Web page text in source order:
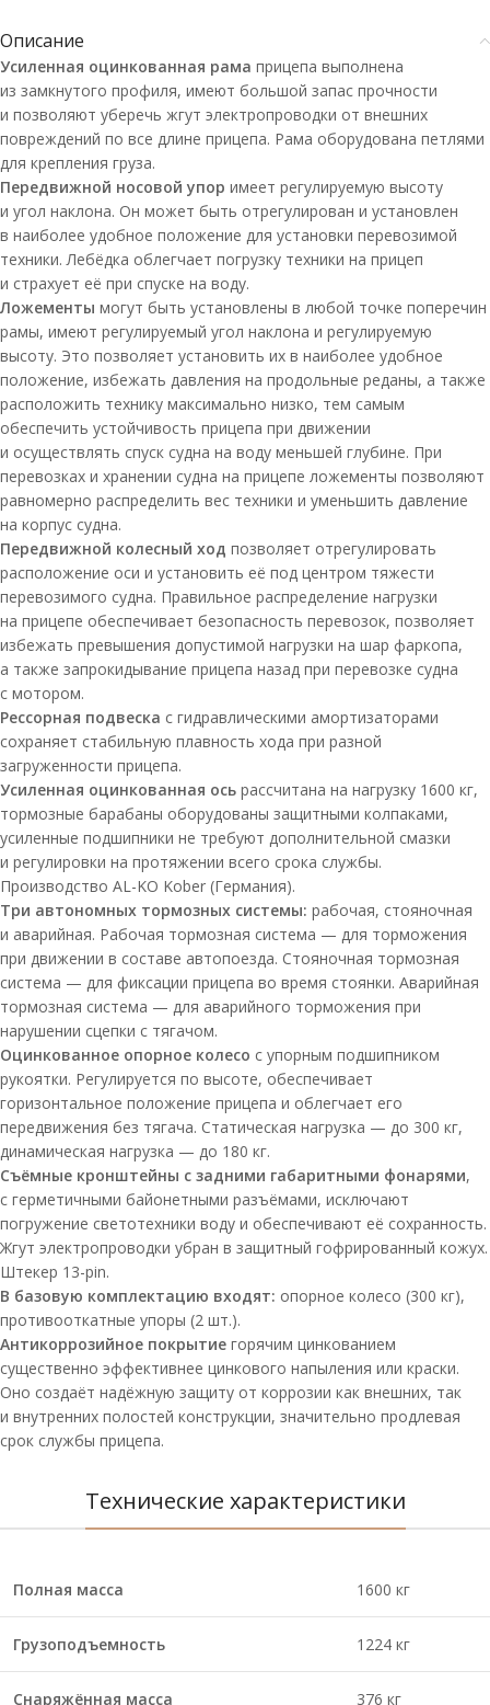
Описание
Усиленная оцинкованная рама прицепа выполнена
из замкнутого профиля, имеют большой запас прочности
и позволяют уберечь жгут электропроводки от внешних
повреждений по все длине прицепа. Рама оборудована петлями
для крепления груза.
Передвижной носовой упор имеет регулируемую высоту
и угол наклона. Он может быть отрегулирован и установлен
в наиболее удобное положение для установки перевозимой
техники. Лебёдка облегчает погрузку техники на прицеп
и страхует её при спуске на воду.
Ложементы могут быть установлены в любой точке поперечин
рамы, имеют регулируемый угол наклона и регулируемую
высоту. Это позволяет установить их в наиболее удобное
положение, избежать давления на продольные реданы, а также
расположить технику максимально низко, тем самым
обеспечить устойчивость прицепа при движении
и осуществлять спуск судна на воду меньшей глубине. При
перевозках и хранении судна на прицепе ложементы позволяют
равномерно распределить вес техники и уменьшить давление
на корпус судна.
Передвижной колесный ход позволяет отрегулировать
расположение оси и установить её под центром тяжести
перевозимого судна. Правильное распределение нагрузки
на прицепе обеспечивает безопасность перевозок, позволяет
избежать превышения допустимой нагрузки на шар фаркопа,
а также запрокидывание прицепа назад при перевозке судна
с мотором.
Рессорная подвеска с гидравлическими амортизаторами
сохраняет стабильную плавность хода при разной
загруженности прицепа.
Усиленная оцинкованная ось рассчитана на нагрузку 1600 кг,
тормозные барабаны оборудованы защитными колпаками,
усиленные подшипники не требуют дополнительной смазки
и регулировки на протяжении всего срока службы.
Производство AL-KO Kober (Германия).
Три автономных тормозных системы: рабочая, стояночная
и аварийная. Рабочая тормозная система — для торможения
при движении в составе автопоезда. Стояночная тормозная
система — для фиксации прицепа во время стоянки. Аварийная
тормозная система — для аварийного торможения при
нарушении сцепки с тягачом.
Оцинкованное опорное колесо с упорным подшипником
рукоятки. Регулируется по высоте, обеспечивает
горизонтальное положение прицепа и облегчает его
передвижения без тягача. Статическая нагрузка — до 300 кг,
динамическая нагрузка — до 180 кг.
Съёмные кронштейны с задними габаритными фонарями,
с герметичными байонетными разъёмами, исключают
погружение светотехники воду и обеспечивают её сохранность.
Жгут электропроводки убран в защитный гофрированный кожух.
Штекер 13-pin.
В базовую комплектацию входят: опорное колесо (300 кг),
противооткатные упоры (2 шт.).
Антикоррозийное покрытие горячим цинкованием
существенно эффективнее цинкового напыления или краски.
Оно создаёт надёжную защиту от коррозии как внешних, так
и внутренних полостей конструкции, значительно продлевая
срок службы прицепа.
Технические характеристики
Полная масса 1600 кг
Грузоподъемность 1224 кг
Снаряжённая масса 376 кг